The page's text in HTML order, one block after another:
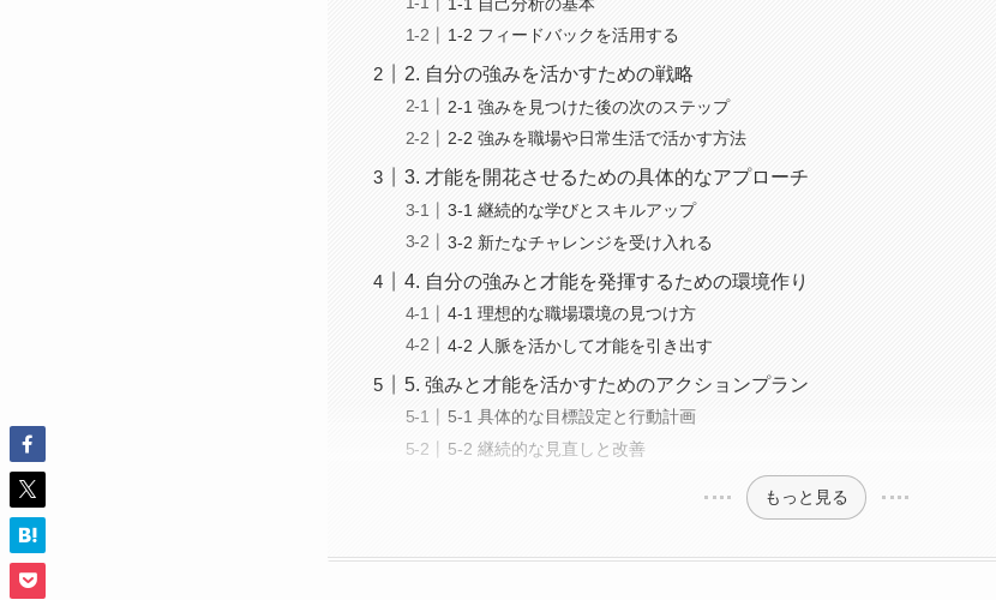
1-2 フィードバックを活用する
2. 自分の強みを活かすための戦略
2-1 強みを見つけた後の次のステップ
2-2 強みを職場や日常生活で活かす方法
3. 才能を開花させるための具体的なアプローチ
3-1 継続的な学びとスキルアップ
3-2 新たなチャレンジを受け入れる
4. 自分の強みと才能を発揮するための環境作り
4-1 理想的な職場環境の見つけ方
4-2 人脈を活かして才能を引き出す
5. 強みと才能を活かすためのアクションプラン
5-1 具体的な目標設定と行動計画
5-2 継続的な見直しと改善
もっと見る